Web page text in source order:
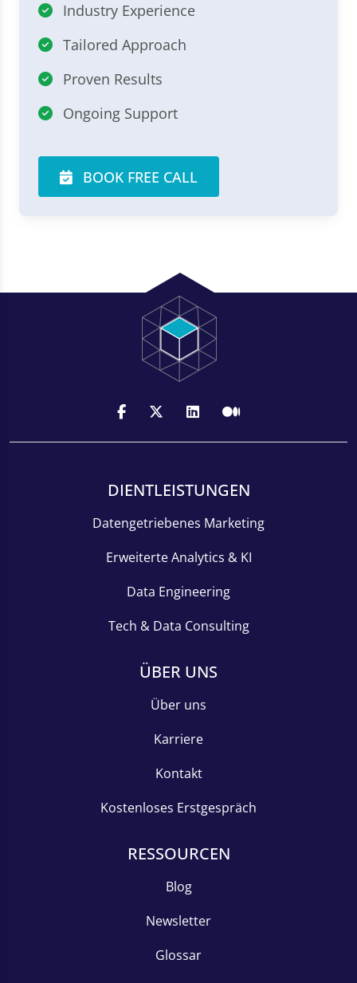
Industry Experience
Tailored Approach
Proven Results
Ongoing Support
BOOK FREE CALL
DIENTLEISTUNGEN
Datengetriebenes Marketing
Erweiterte Analytics & KI
Data Engineering
Tech & Data Consulting
ÜBER UNS
Über uns
Karriere
Kontakt
Kostenloses Erstgespräch
RESSOURCEN
Blog
Newsletter
Glossar